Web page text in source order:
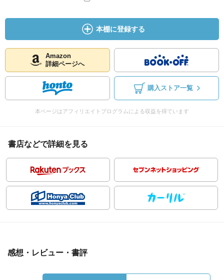
本棚に登録する
Amazon
詳細ページへ
購入ストア一覧
本ページはアフィリエイトプログラムによる収益を得ています
書店などで詳細を見る
感想・レビュー・書評